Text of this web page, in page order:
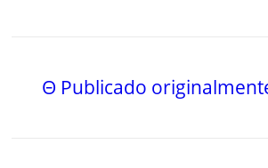
Θ Publicado